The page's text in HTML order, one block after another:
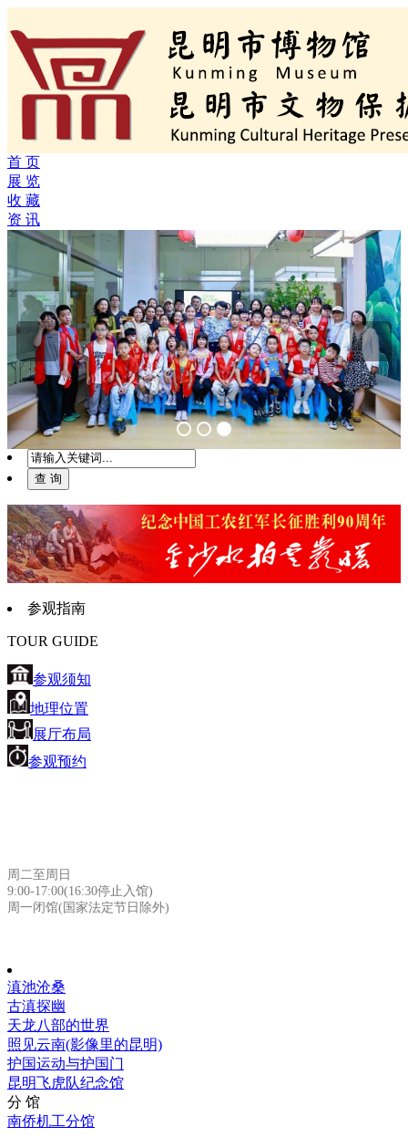
首 页
展 览
收 藏
资 讯
参观指南
TOUR GUIDE
参观须知
地理位置
展厅布局
参观预约
周二至周日
9:00-17:00(16:30停止入馆)
周一闭馆(国家法定节日除外)
滇池沧桑
古滇探幽
天龙八部的世界
照见云南(影像里的昆明)
护国运动与护国门
昆明飞虎队纪念馆
分 馆
南侨机工分馆